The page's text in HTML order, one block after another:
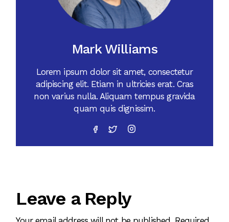
Mark Williams
Lorem ipsum dolor sit amet, consectetur
adipiscing elit. Etiam in ultricies erat. Cras
non varius nulla. Aliquam tempus gravida
quam quis dignissim.
Leave a Reply